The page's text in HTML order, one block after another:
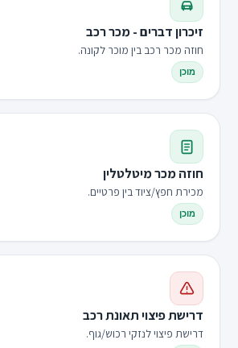
זיכרון דברים - מכר רכב
חוזה מכר רכב בין מוכר לקונה.
מוכן
חוזה מכר מיטלטלין
מכירת חפץ/ציוד בין פרטיים.
מוכן
דרישת פיצוי תאונת רכב
דרישת פיצוי לנזקי רכוש/גוף.